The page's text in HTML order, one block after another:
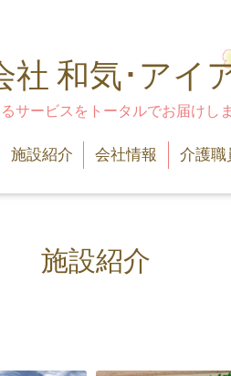
社 和気･アイ
サービスをトータルでお届けしま
施設紹介 会社情報 介護職
施設紹介